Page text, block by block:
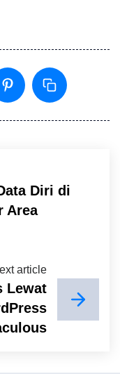
Diri di
Area
article
Lewat